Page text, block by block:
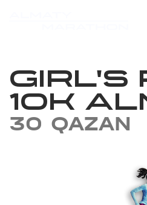
GIRL'S
10K
30 QAZAN